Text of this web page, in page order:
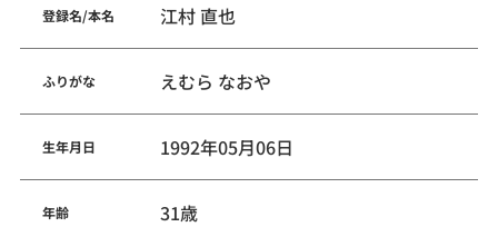
登録名/本名 江村 直也
ふりがな えむら なおや
生年月日 1992年05月06日
年齢 31歳